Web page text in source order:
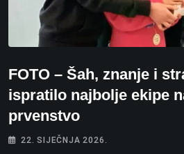
FOTO – Šah, znanje i
ispratilo najbolje ekipe
prvenstvo
22. SIJEČNJA 2026.